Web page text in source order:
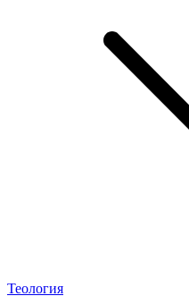
Теология